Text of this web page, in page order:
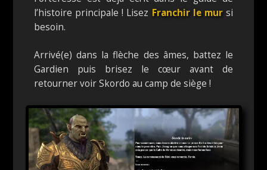
l’histoire principale ! Lisez Franchir le mursi
besoin.
Arrivé(e) dans la flèche des âmes, battez le
Gardien puis brisez le cœur avant de
retourner voir Skordo au camp de siège !